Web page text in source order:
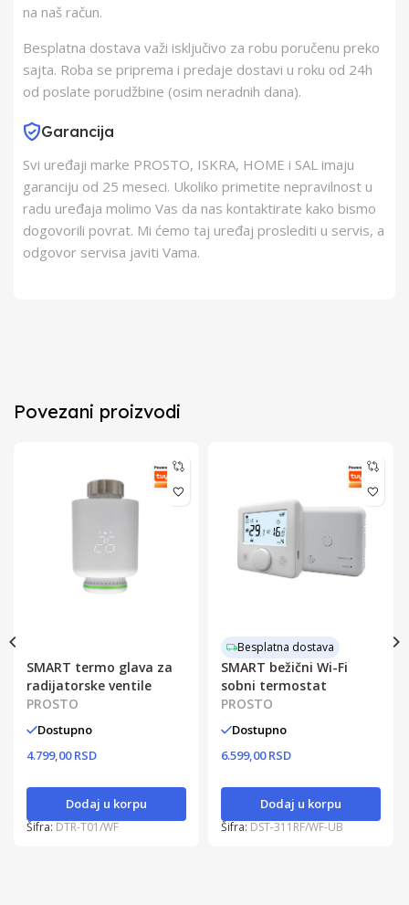
na naš račun.
Besplatna dostava važi isključivo za robu poručenu preko
sajta. Roba se priprema i predaje dostavi u roku od 24h
od poslate porudžbine (osim neradnih dana).
Garancija
Svi uređaji marke PROSTO, ISKRA, HOME i SAL imaju
garanciju od 25 meseci. Ukoliko primetite nepravilnost u
radu uređaja molimo Vas da nas kontaktirate kako bismo
dogovorili povrat. Mi ćemo taj uređaj proslediti u servis, a
odgovor servisa javiti Vama.
Povezani proizvodi
SMART termo glava za
radijatorske ventile
PROSTO
Dostupno
4.799,00 RSD
Dodaj u korpu
Šifra: DTR-T01/WF
Besplatna dostava
SMART bežični Wi-Fi
sobni termostat
PROSTO
Dostupno
6.599,00 RSD
Dodaj u korpu
Šifra: DST-311RF/WF-UB